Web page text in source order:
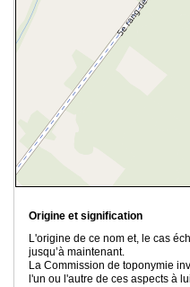
Origine et signification
L'origine de ce nom et, le cas
jusqu’à maintenant.
La Commission de toponymie
l'un ou l'autre de ces aspects à